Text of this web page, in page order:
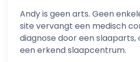
Andy is geen arts. Geen
site vervangt een medisch
diagnose door een
een erkend slaapcentrum.